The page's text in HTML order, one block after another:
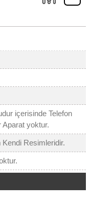
içerisinde Telefon
Aparat yoktur.
Resimleridir.